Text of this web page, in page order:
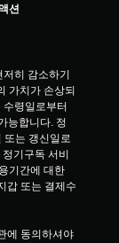
션
히 감소하기
가치가 손상되
령일로부터
능합니다. 정
는 갱신일로
기구독 서비
기간에 대한
갑 또는 결제수
에 동의하셔야